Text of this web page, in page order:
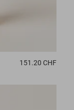
151.20 CHF